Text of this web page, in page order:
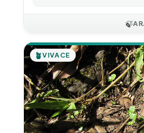
🍃
🪴VIVACE